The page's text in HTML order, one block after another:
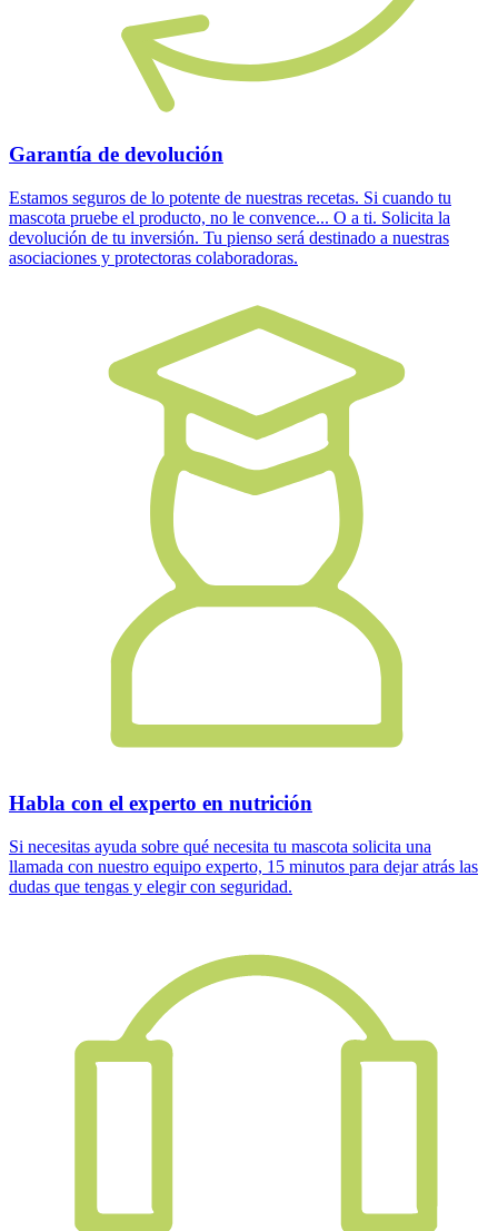
Garantía de devolución
Estamos seguros de lo potente de nuestras recetas. Si cuando tu
mascota pruebe el producto, no le convence... O a ti. Solicita la
devolución de tu inversión. Tu pienso será destinado a nuestras
asociaciones y protectoras colaboradoras.
Habla con el experto en nutrición
Si necesitas ayuda sobre qué necesita tu mascota solicita una
llamada con nuestro equipo experto, 15 minutos para dejar atrás las
dudas que tengas y elegir con seguridad.